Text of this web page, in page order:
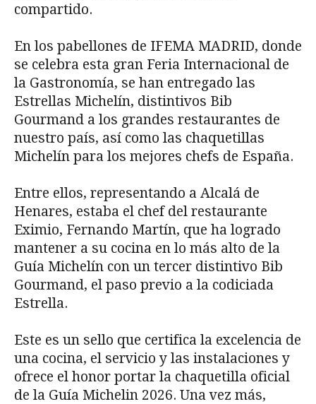
compartido.
En los pabellones de IFEMA MADRID, donde
se celebra esta gran Feria Internacional de
la Gastronomía, se han entregado las
Estrellas Michelín, distintivos Bib
Gourmand a los grandes restaurantes de
nuestro país, así como las chaquetillas
Michelín para los mejores chefs de España.
Entre ellos, representando a Alcalá de
Henares, estaba el chef del restaurante
Eximio, Fernando Martín, que ha logrado
mantener a su cocina en lo más alto de la
Guía Michelín con un tercer distintivo Bib
Gourmand, el paso previo a la codiciada
Estrella.
Este es un sello que certifica la excelencia de
una cocina, el servicio y las instalaciones y
ofrece el honor portar la chaquetilla oficial
de la Guía Michelin 2026. Una vez más,